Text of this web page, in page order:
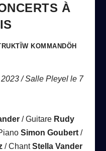
À
KOMMANDÖH
2023 /Salle Pleyel le 7
/Guitare Rudy
Simon Goubert /
/ChantStella Vander